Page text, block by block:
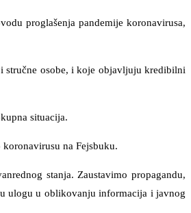
proglašenja pandemije koronavirusa,
stručne osobe, i koje objavljuju kredibilni
situacija.
na Fejsbuku.
stanja. Zaustavimo propagandu,
ulogu u oblikovanju informacija i javnog